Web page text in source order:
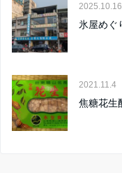
2025.10.16
氷屋め
2021.11.4
焦糖花生